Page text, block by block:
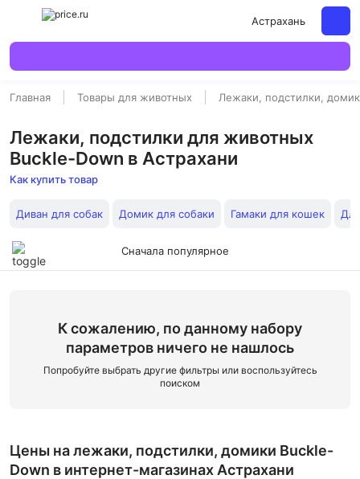
Астрахань
Главная Товары для животных Лежаки, подстилки,
Лежаки, подстилки для животных
Buckle-Down в Астрахани
Как купить товар
Диван для собак Домик для собаки Гамаки для кошек
Сначала популярное
К сожалению, по данному набору
параметров ничего не нашлось
Попробуйте выбрать другие фильтры или воспользуйтесь
поиском
Цены на лежаки, подстилки, домики Buckle-
Down в интернет-магазинах Астрахани